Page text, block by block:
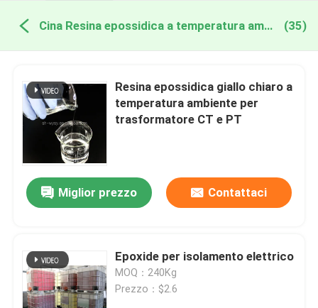
Cina Resina epossidica a temperatura ambiente (35)
Resina epossidica giallo chiaro a
temperatura ambiente per
trasformatore CT e PT
Miglior prezzo Contattaci
Epoxide per isolamento elettrico
MOQ：240Kg
Prezzo：$2.6